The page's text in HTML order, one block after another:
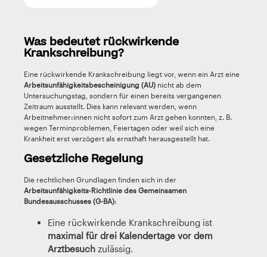
Was bedeutet rückwirkende
Krankschreibung?
Eine rückwirkende Krankschreibung liegt vor, wenn ein Arzt eine
Arbeitsunfähigkeitsbescheinigung (AU) nicht ab dem
Untersuchungstag, sondern für einen bereits vergangenen
Zeitraum ausstellt. Dies kann relevant werden, wenn
Arbeitnehmer:innen nicht sofort zum Arzt gehen konnten, z. B.
wegen Terminproblemen, Feiertagen oder weil sich eine
Krankheit erst verzögert als ernsthaft herausgestellt hat.
Gesetzliche Regelung
Die rechtlichen Grundlagen finden sich in der
Arbeitsunfähigkeits-Richtlinie des Gemeinsamen
Bundesausschusses (G-BA):
Eine rückwirkende Krankschreibung ist
maximal für drei Kalendertage vor dem
Arztbesuch zulässig.